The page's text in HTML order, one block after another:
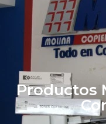
Productos